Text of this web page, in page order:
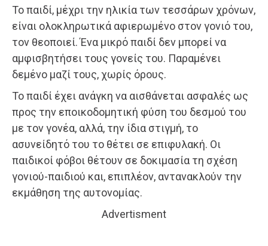
Το παιδί, μέχρι την ηλικία των τεσσάρων χρόνων,
είναι ολοκληρωτικά αφιερωμένο στον γονιό του,
τον θεοποιεί. Ένα μικρό παιδί δεν μπορεί να
αμφισβητήσει τους γονείς του. Παραμένει
δεμένο μαζί τους, χωρίς όρους.
Το παιδί έχει ανάγκη να αισθάνεται ασφαλές ως
προς την εποικοδομητική φύση του δεσμού του
με τον γονέα, αλλά, την ίδια στιγμή, το
ασυνείδητό του το θέτει σε επιφυλακή. Οι
παιδικοί φόβοι θέτουν σε δοκιμασία τη σχέση
γονιού-παιδιού και, επιπλέον, αντανακλούν την
εκμάθηση της αυτονομίας.
Advertisment